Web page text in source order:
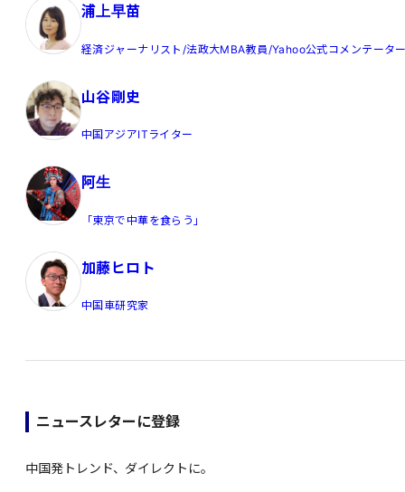
浦上早苗
経済ジャーナリスト/法政大MBA教員/Yahoo公式コメンテータ
山谷剛史
中国アジアITライター
阿生
「東京で中華を食らう」
加藤ヒロト
中国車研究家
ニュースレターに登録
中国発トレンド、ダイレクトに。